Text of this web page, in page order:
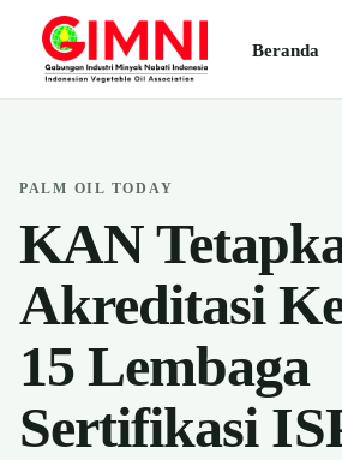
Beranda
PALM OIL TODAY
KAN
Akreditasi
15 Lembaga
Sertifikasi